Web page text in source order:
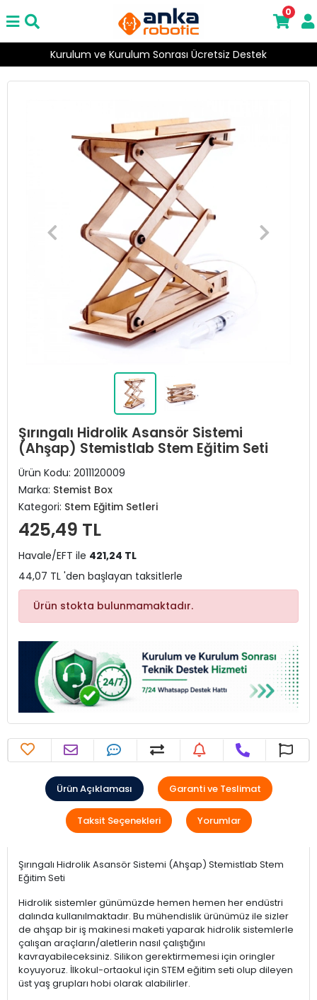
Kurulum ve Kurulum Sonrası Ücretsiz Destek
0
Şırıngalı Hidrolik Asansör Sistemi
(Ahşap) Stemistlab Stem Eğitim Seti
Ürün Kodu: 2011120009
Marka: Stemist Box
Kategori: Stem Eğitim Setleri
425,49 TL
Havale/EFT ile 421,24 TL
44,07 TL 'den başlayan taksitlerle
Ürün stokta bulunmamaktadır.
Ürün Açıklaması Garanti ve Teslimat
Taksit Seçenekleri Yorumlar
Şırıngalı Hidrolik Asansör Sistemi (Ahşap) Stemistlab Stem
Eğitim Seti
Hidrolik sistemler günümüzde hemen hemen her endüstri
dalında kullanılmaktadır. Bu mühendislik ürünümüz ile sizler
de ahşap bir iş makinesi maketi yaparak hidrolik sistemlerle
çalışan araçların/aletlerin nasıl çalıştığını
kavrayabileceksiniz. Silikon gerektirmemesi için oringler
koyuyoruz. İlkokul-ortaokul için STEM eğitim seti olup dileyen
üst yaş grupları hobi olarak alabilirler.